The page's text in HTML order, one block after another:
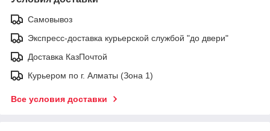
Самовывоз
Экспресс-доставка курьерской службой "до двери"
Доставка КазПочтой
Курьером по г. Алматы (Зона 1)
Все условия доставки